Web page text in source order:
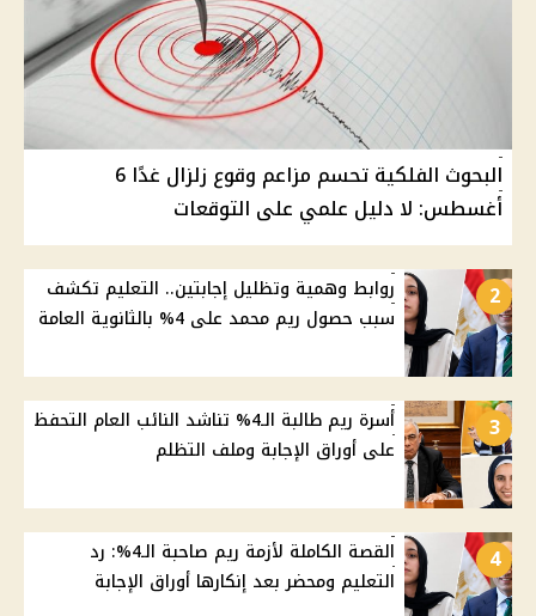
البحوث الفلكية تحسم مزاعم وقوع زلزال غدًا 6
أغسطس: لا دليل علمي على التوقعات
2
روابط وهمية وتظليل إجابتين.. التعليم تكشف
سبب حصول ريم محمد على 4% بالثانوية العامة
3
أسرة ريم طالبة الـ4% تناشد النائب العام التحفظ
على أوراق الإجابة وملف التظلم
4
القصة الكاملة لأزمة ريم صاحبة الـ4%: رد
التعليم ومحضر بعد إنكارها أوراق الإجابة